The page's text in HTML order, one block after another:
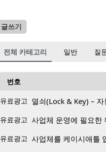
글쓰기
전체 카테고리 일반 질
번호
유료광고 열쇠(Lock & Key) –
유료광고 사업체 운영에 필요한
유료광고 사업체를 케이시애틀